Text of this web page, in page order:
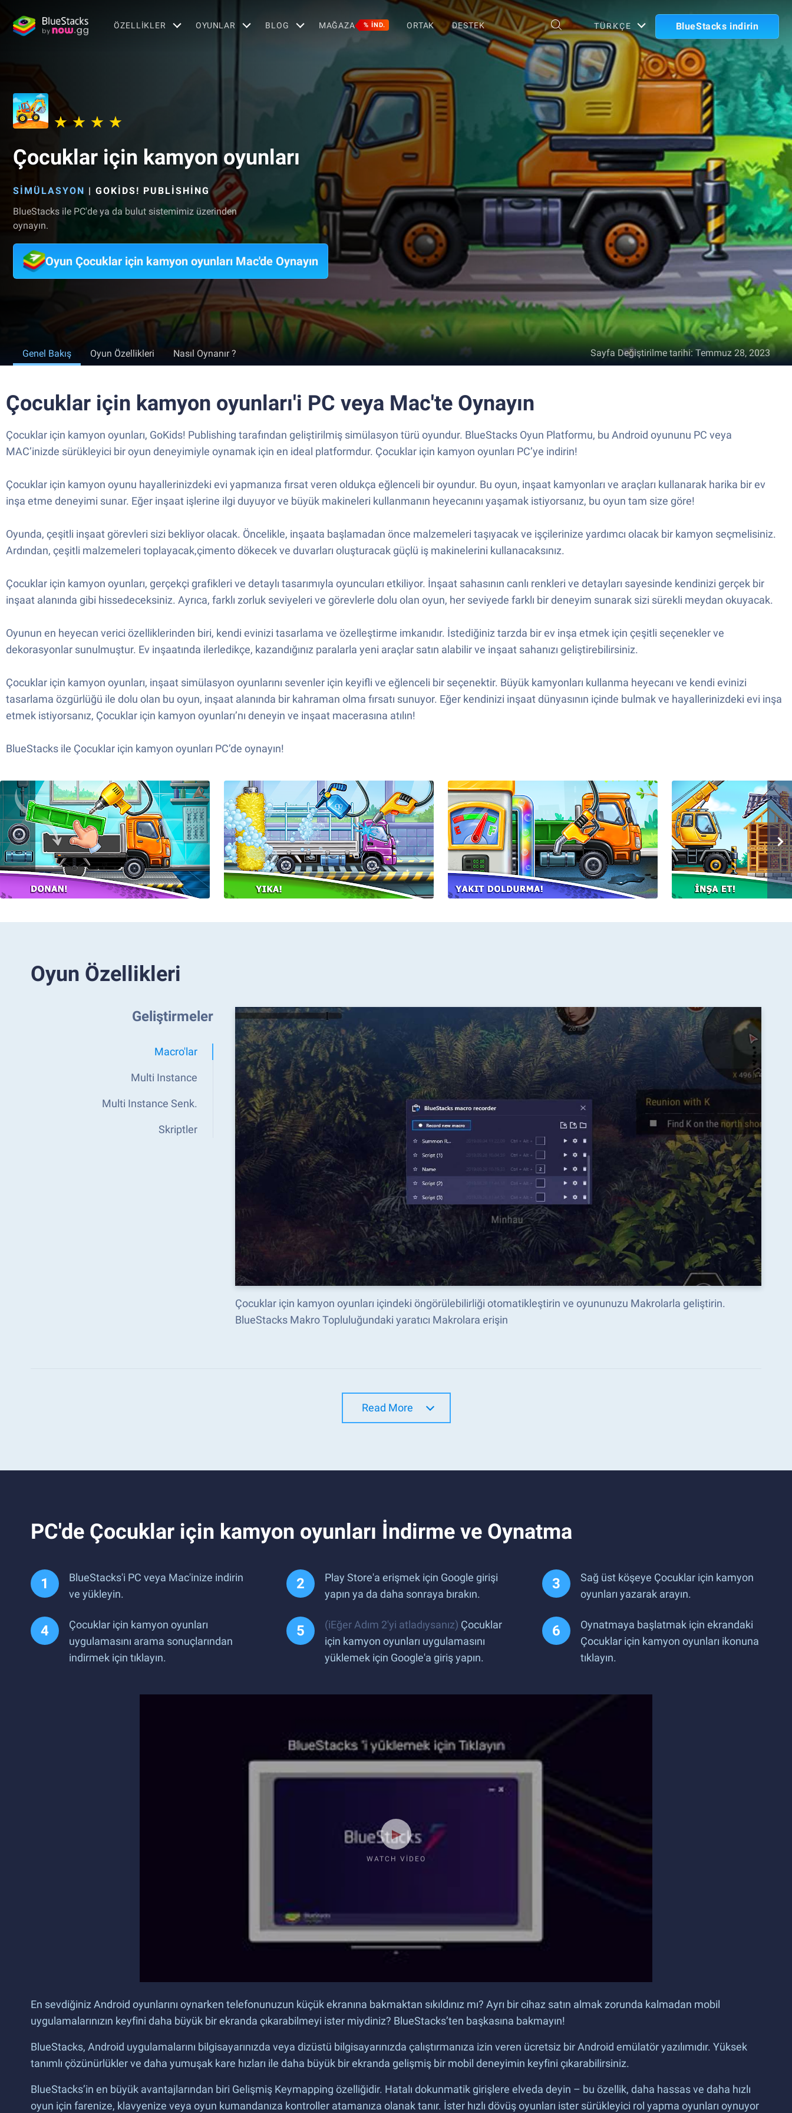
ÖZELLIKLER OYUNLAR BLOG MAĞAZA % IND. ORTAK DESTEK TÜRKÇE BlueStacks indirin
Çocuklar için kamyon oyunları
SIMÜLASYON | GOKIDS! PUBLISHING
BlueStacks ile PC'de ya da bulut sistemimiz üzerinden
oynayın.
Oyun Çocuklar için kamyon oyunları Mac'de Oynayın
Genel Bakış Oyun Özellikleri Nasıl Oynanır ? Sayfa Değiştirilme tarihi:Temmuz 28, 2023
Çocuklar için kamyon oyunları'i PC veya Mac'te Oynayın
Çocuklar için kamyon oyunları, GoKids! Publishing tarafından geliştirilmiş simülasyon türü oyundur. BlueStacks Oyun Platformu, bu Android oyununu PC veya
MAC’inizde sürükleyici bir oyun deneyimiyle oynamak için en ideal platformdur. Çocuklar için kamyon oyunları PC’ye indirin!
Çocuklar için kamyon oyunu hayallerinizdeki evi yapmanıza fırsat veren oldukça eğlenceli bir oyundur. Bu oyun, inşaat kamyonları ve araçları kullanarak harika bir ev
inşa etme deneyimi sunar. Eğer inşaat işlerine ilgi duyuyor ve büyük makineleri kullanmanın heyecanını yaşamak istiyorsanız, bu oyun tam size göre!
Oyunda, çeşitli inşaat görevleri sizi bekliyor olacak. Öncelikle, inşaata başlamadan önce malzemeleri taşıyacak ve işçilerinize yardımcı olacak bir kamyon seçmelisiniz.
Ardından, çeşitli malzemeleri toplayacak,çimento dökecek ve duvarları oluşturacak güçlü iş makinelerini kullanacaksınız.
Çocuklar için kamyon oyunları, gerçekçi grafikleri ve detaylı tasarımıyla oyuncuları etkiliyor. İnşaat sahasının canlı renkleri ve detayları sayesinde kendinizi gerçek bir
inşaat alanında gibi hissedeceksiniz. Ayrıca, farklı zorluk seviyeleri ve görevlerle dolu olan oyun, her seviyede farklı bir deneyim sunarak sizi sürekli meydan okuyacak.
Oyunun en heyecan verici özelliklerinden biri, kendi evinizi tasarlama ve özelleştirme imkanıdır. İstediğiniz tarzda bir ev inşa etmek için çeşitli seçenekler ve
dekorasyonlar sunulmuştur. Ev inşaatında ilerledikçe, kazandığınız paralarla yeni araçlar satın alabilir ve inşaat sahanızı geliştirebilirsiniz.
Çocuklar için kamyon oyunları, inşaat simülasyon oyunlarını sevenler için keyifli ve eğlenceli bir seçenektir. Büyük kamyonları kullanma heyecanı ve kendi evinizi
tasarlama özgürlüğü ile dolu olan bu oyun, inşaat alanında bir kahraman olma fırsatı sunuyor. Eğer kendinizi inşaat dünyasının içinde bulmak ve hayallerinizdeki evi inşa
etmek istiyorsanız, Çocuklar için kamyon oyunları’nı deneyin ve inşaat macerasına atılın!
BlueStacks ile Çocuklar için kamyon oyunları PC’de oynayın!
Oyun Özellikleri
Geliştirmeler
Macro'lar
Multi Instance
Multi Instance Senk.
Skriptler
Çocuklar için kamyon oyunları içindeki öngörülebilirliği otomatikleştirin ve oyununuzu Makrolarla geliştirin.
BlueStacks Makro Topluluğundaki yaratıcı Makrolara erişin
Read More
PC'de Çocuklar için kamyon oyunları İndirme ve Oynatma
BlueStacks'i PC veya Mac'inize indirin
ve yükleyin.
Play Store'a erişmek için Google girişi
yapın ya da daha sonraya bırakın.
Sağ üst köşeye Çocuklar için kamyon
oyunları yazarak arayın.
Çocuklar için kamyon oyunları
uygulamasını arama sonuçlarından
indirmek için tıklayın.
(iEğer Adım 2'yi atladıysanız) Çocuklar
için kamyon oyunları uygulamasını
yüklemek için Google'a giriş yapın.
Oynatmaya başlatmak için ekrandaki
Çocuklar için kamyon oyunları ikonuna
tıklayın.
WATCH VIDEO
En sevdiğiniz Android oyunlarını oynarken telefonunuzun küçük ekranına bakmaktan sıkıldınız mı? Ayrı bir cihaz satın almak zorunda kalmadan mobil
uygulamalarınızın keyfini daha büyük bir ekranda çıkarabilmeyi ister miydiniz? BlueStacks’ten başkasına bakmayın!
BlueStacks, Android uygulamalarını bilgisayarınızda veya dizüstü bilgisayarınızda çalıştırmanıza izin veren ücretsiz bir Android emülatör yazılımıdır. Yüksek
tanımlı çözünürlükler ve daha yumuşak kare hızları ile daha büyük bir ekranda gelişmiş bir mobil deneyimin keyfini çıkarabilirsiniz.
BlueStacks’in en büyük avantajlarından biri Gelişmiş Keymapping özelliğidir. Hatalı dokunmatik girişlere elveda deyin – bu özellik, daha hassas ve daha hızlı
oyun için farenize, klavyenize veya oyun kumandanıza kontroller atamanıza olanak tanır. İster hızlı dövüş oyunları ister sürükleyici rol yapma oyunları oynuyor